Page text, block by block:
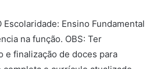
Escolaridade: Ensino Fundamental
na função. OBS: Ter
e finalização de doces para